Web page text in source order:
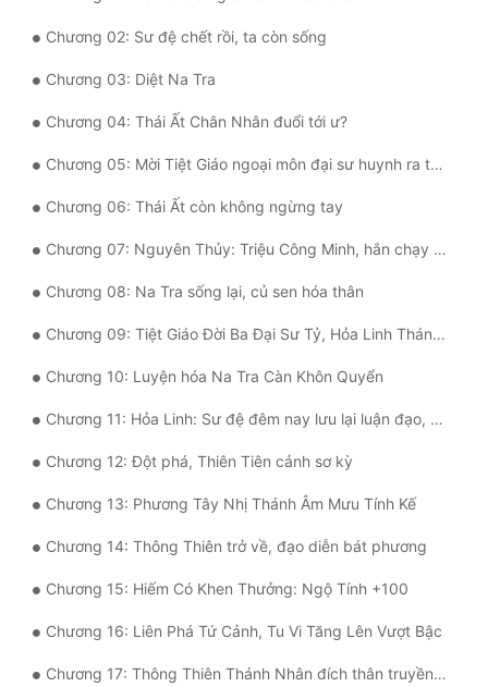
Tiểu Thuyết
Trinh Thám
Triều Đấu
Trùng Sinh
Trọng Sinh
Chương 02: Sư đệ chết rồi, ta còn sống
Chương 03: Diệt Na Tra
Chương 04: Thái Ất Chân Nhân đuổi tới ư?
Chương 05: Mời Tiệt Giáo ngoại môn đại sư huynh ra tay giúp đỡ
Chương 06: Thái Ất còn không ngừng tay
Chương 07: Nguyên Thủy: Triệu Công Minh, hắn chạy không khỏi!
Chương 08: Na Tra sống lại, củ sen hóa thân
Chương 09: Tiệt Giáo Đời Ba Đại Sư Tỷ, Hỏa Linh Thánh Mẫu
Chương 10: Luyện hóa Na Tra Càn Khôn Quyển
Chương 11: Hỏa Linh: Sư đệ đêm nay lưu lại luận đạo, ý ngươi thế nào?
Chương 12: Đột phá, Thiên Tiên cảnh sơ kỳ
Chương 13: Phương Tây Nhị Thánh Âm Mưu Tính Kế
Chương 14: Thông Thiên trở về, đạo diễn bát phương
Chương 15: Hiếm Có Khen Thưởng: Ngộ Tính +100
Chương 16: Liên Phá Tứ Cảnh, Tu Vi Tăng Lên Vượt Bậc
Chương 17: Thông Thiên Thánh Nhân đích thân truyền thụ tiên pháp